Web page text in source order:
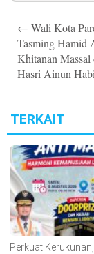
navigation
← Wali Kota
Tasming Hamid
Khitanan Massal
Hasri Ainun
TERKAIT
Perkuat